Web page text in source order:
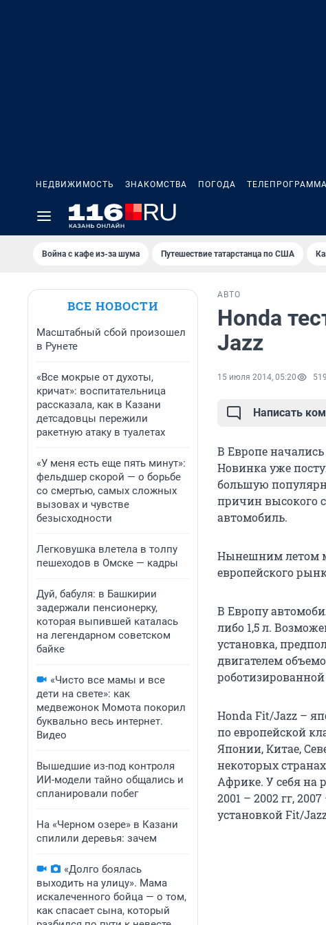
НЕДВИЖИМОСТЬ ЗНАКОМСТВА ПОГОДА ТЕЛЕПРОГРАММА
Война с кафе из-за шума Путешествие татарстанца по США
ВСЕ НОВОСТИ
Масштабный сбой произошел
в Рунете
«Все мокрые от духоты,
кричат»: воспитательница
рассказала, как в Казани
детсадовцы пережили
ракетную атаку в туалетах
«У меня есть еще пять минут»:
фельдшер скорой — о борьбе
со смертью, самых сложных
вызовах и чувстве
безысходности
Легковушка влетела в толпу
пешеходов в Омске — кадры
Дуй, бабуля: в Башкирии
задержали пенсионерку,
которая выпившей каталась
на легендарном советском
байке
«Чисто все мамы и все
дети на свете»: как
медвежонок Момота покорил
буквально весь интернет.
Видео
Вышедшие из-под контроля
ИИ-модели тайно общались и
спланировали побег
На «Черном озере» в Казани
спилили деревья: зачем
«Долго боялась
выходить на улицу». Мама
искалеченного бойца — о том,
как спасает сына, который
АВТО
Honda
Jazz
15 июля 2014, 05:20 519
Написать
В Европе
Новинка уже
большую
причин высокого
автомобиль.
Нынешним летом
европейского
В Европу
либо 1,5 л.
установка,
двигателем
Honda Fit/Jazz –
по европейской
Японии, Китае,
некоторых
Африке. У себя на
2001 – 2002 гг,
установкой Fit/